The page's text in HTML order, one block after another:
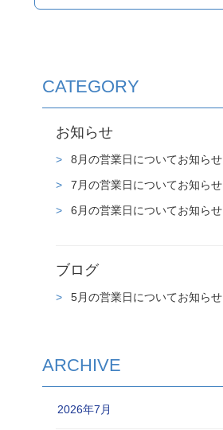
CATEGORY
お知らせ
8月の営業日についてお知らせ
7月の営業日についてお知らせ
6月の営業日についてお知らせ
ブログ
5月の営業日についてお知らせ
ARCHIVE
2026年7月